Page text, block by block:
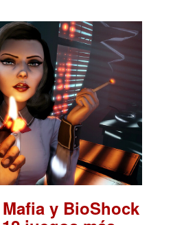
y BioShock